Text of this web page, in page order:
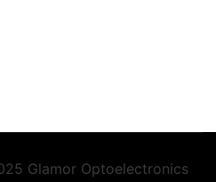
Glamor Optoelectronics